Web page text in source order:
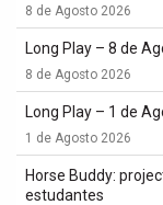
8 de Agosto 2026
Long Play – 8 de
8 de Agosto 2026
Long Play – 1 de
1 de Agosto 2026
Horse Buddy:
estudantes